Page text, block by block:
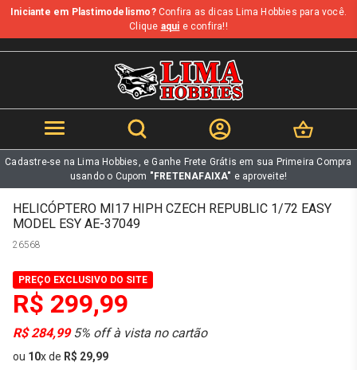
b
Iniciante em Plastimodelismo?Confira as dicas Lima Hobbies para você.
Clique aqui e confira!!
Cadastre-se na Lima Hobbies, e Ganhe Frete Grátis em sua Primeira Compra
usando o Cupom "FRETENAFAIXA" e aproveite!
HELICÓPTERO MI17 HIPH CZECH REPUBLIC 1/72 EASY
MODEL ESY AE-37049
26568
PREÇO EXCLUSIVO DO SITE
R$ 299,99
R$ 284,995% off à vista no cartão
ou 10xde R$ 29,99